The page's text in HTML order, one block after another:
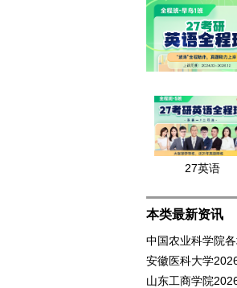
27英语
本类最新资讯
中国农业科学院
安徽医科大学
山东工商学院